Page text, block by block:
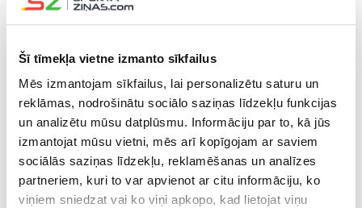
Šī tīmekļa vietne izmanto sīkfailus
Mēs izmantojam sīkfailus, lai personalizētu saturu un
reklāmas, nodrošinātu sociālo saziņas līdzekļu funkcijas
un analizētu mūsu datplūsmu. Informāciju par to, kā jūs
izmantojat mūsu vietni, mēs arī kopīgojam ar saviem
sociālās saziņas līdzekļu, reklamēšanas un analīzes
partneriem, kuri to var apvienot ar citu informāciju, ko
viņiem sniedzat vai ko viņi apkopo, kad lietojat viņu
Latvijas florbola
izlases izcīna
medaļas pasaules
čempionātā 3×3
florbolā
Latvijas U19
florbolistes
pretinieču vārtus
“neatslēdz” un PČ
noslēdz astotajā
vietā
Latvijas
septīto